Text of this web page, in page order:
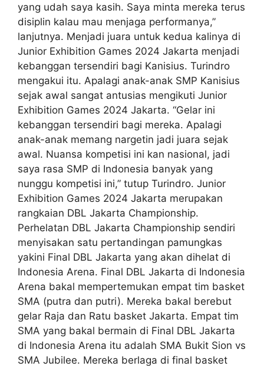
yang udah saya kasih. Saya minta mereka terus
disiplin kalau mau menjaga performanya,”
lanjutnya. Menjadi juara untuk kedua kalinya di
Junior Exhibition Games 2024 Jakarta menjadi
kebanggan tersendiri bagi Kanisius. Turindro
mengakui itu. Apalagi anak-anak SMP Kanisius
sejak awal sangat antusias mengikuti Junior
Exhibition Games 2024 Jakarta. “Gelar ini
kebanggan tersendiri bagi mereka. Apalagi
anak-anak memang nargetin jadi juara sejak
awal. Nuansa kompetisi ini kan nasional, jadi
saya rasa SMP di Indonesia banyak yang
nunggu kompetisi ini,” tutup Turindro. Junior
Exhibition Games 2024 Jakarta merupakan
rangkaian DBL Jakarta Championship.
Perhelatan DBL Jakarta Championship sendiri
menyisakan satu pertandingan pamungkas
yakini Final DBL Jakarta yang akan dihelat di
Indonesia Arena. Final DBL Jakarta di Indonesia
Arena bakal mempertemukan empat tim basket
SMA (putra dan putri). Mereka bakal berebut
gelar Raja dan Ratu basket Jakarta. Empat tim
SMA yang bakal bermain di Final DBL Jakarta
di Indonesia Arena itu adalah SMA Bukit Sion vs
SMA Jubilee. Mereka berlaga di final basket